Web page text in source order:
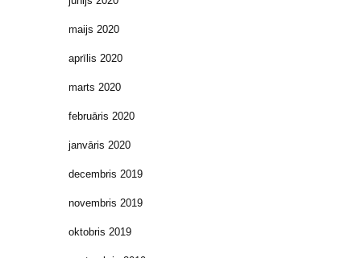
maijs 2020
aprīlis 2020
marts 2020
februāris 2020
janvāris 2020
decembris 2019
novembris 2019
oktobris 2019